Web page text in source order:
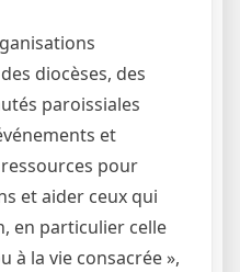
diocèses, des
paroissiales
et
pour
et aider ceux qui
en particulier celle
à la vie consacrée »,